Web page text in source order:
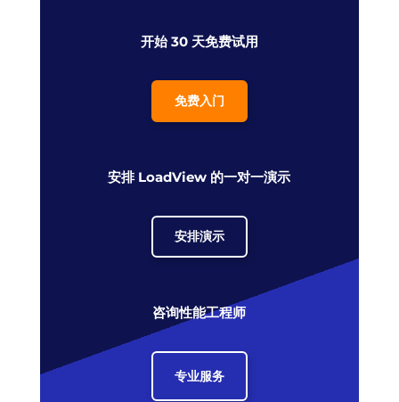
开始 30 天免费试用
免费入门
安排 LoadView 的一对一演示
安排演示
咨询性能工程师
专业服务